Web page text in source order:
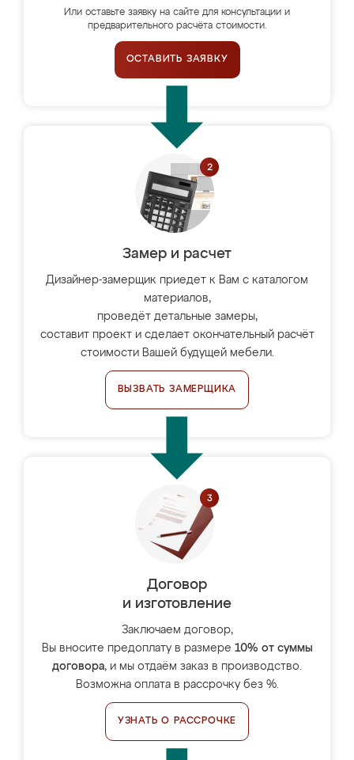
Или оставьте заявку на сайте для консультации и
предварительного расчёта стоимости.
ОСТАВИТЬ ЗАЯВКУ
Замер и расчет
Дизайнер-замерщик приедет к Вам с каталогом
материалов,
проведёт детальные замеры,
составит проект и сделает окончательный расчёт
стоимости Вашей будущей мебели.
ВЫЗВАТЬ ЗАМЕРЩИКА
Договор
и изготовление
Заключаем договор,
Вы вносите предоплату в размере 10% от суммы
договора, и мы отдаём заказ в производство.
Возможна оплата в рассрочку без %.
УЗНАТЬ О РАССРОЧКЕ